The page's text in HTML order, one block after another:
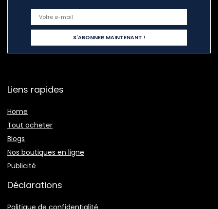
Liens rapides
Home
Tout acheter
Blogs
Nos boutiques en ligne
Publicité
Déclarations
Politique de confidentialité